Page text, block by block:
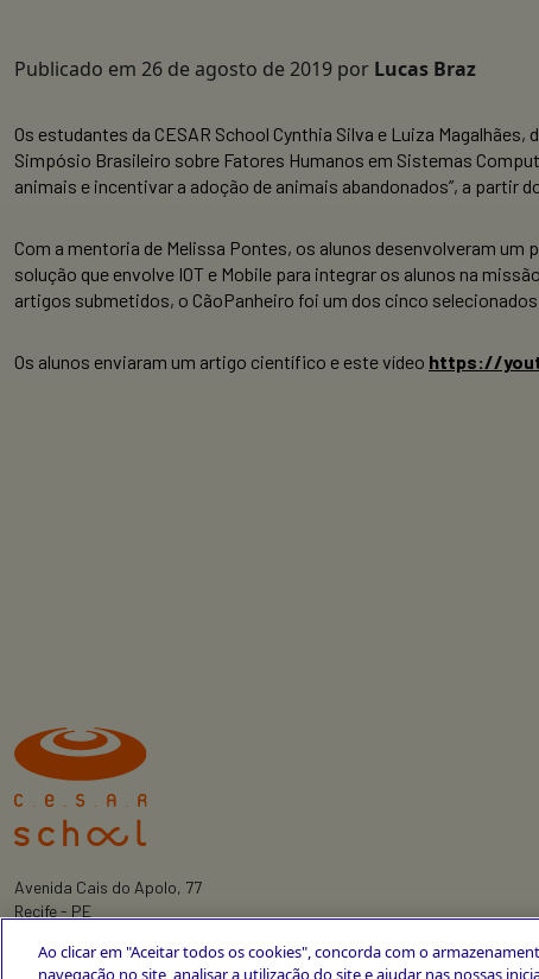
Publicado em 26 de agosto de 2019 por Lucas Braz
Os estudantes da CESAR School Cynthia Silva e Luiza
Simpósio Brasileiro sobre Fatores Humanos em Sistemas
animais e incentivar a adoção de animais abandonados”, a partir
Com a mentoria de Melissa Pontes, os alunos desenvolveram
solução que envolve IOT e Mobile para integrar os alunos na
artigos submetidos, o CãoPanheiro foi um dos cinco
Os alunos enviaram um artigo científico e este vídeo https://
Avenida Cais do Apolo, 77
Recife - PE
+55 81 3419-6700
Ao clicar em "Aceitar todos os cookies", concorda com o
navegação no site, analisar a utilização do site e ajudar nas nossas